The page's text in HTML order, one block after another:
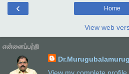
‹ Home
View web
என்னைப்பற்றி